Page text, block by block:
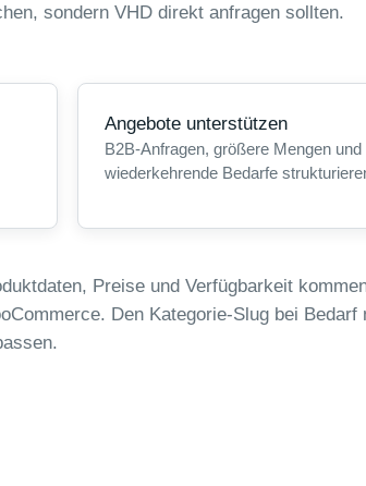
sondern VHD direkt anfragen sollten.
Angebote unterstützen
B2B-Anfragen, größere Mengen und
wiederkehrende Bedarfe
Preise und Verfügbarkeit
Den Kategorie-Slug bei Bedarf